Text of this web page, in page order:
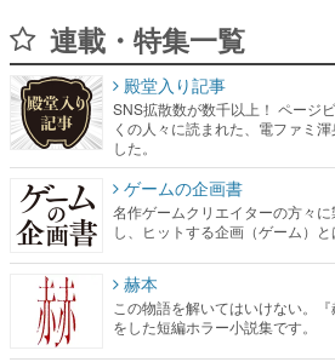
連載・特集一覧
殿堂入り記事
SNS拡散数が数千以上！ ページ
くの人々に読まれた、電ファミ
した。
ゲームの企画書
名作ゲームクリエイターの方々
し、ヒットする企画（ゲーム）と
赫本
この物語を解いてはいけない。
をした短編ホラー小説集です。